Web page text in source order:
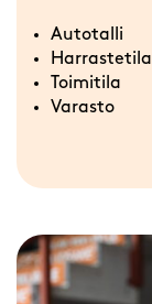
Autotalli
Harrastetila
Toimitila
Varasto